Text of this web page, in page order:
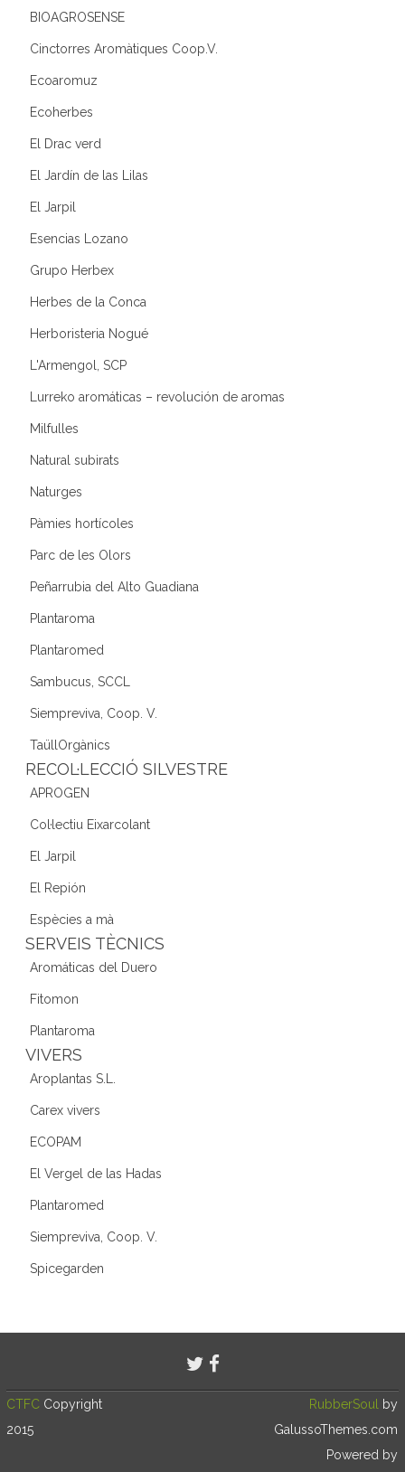
BIOAGROSENSE
Cinctorres Aromàtiques Coop.V.
Ecoaromuz
Ecoherbes
El Drac verd
El Jardín de las Lilas
El Jarpil
Esencias Lozano
Grupo Herbex
Herbes de la Conca
Herboristeria Nogué
L'Armengol, SCP
Lurreko aromáticas – revolución de aromas
Milfulles
Natural subirats
Naturges
Pàmies hortícoles
Parc de les Olors
Peñarrubia del Alto Guadiana
Plantaroma
Plantaromed
Sambucus, SCCL
Siempreviva, Coop. V.
TaüllOrgànics
RECOL·LECCIÓ SILVESTRE
APROGEN
Col·lectiu Eixarcolant
El Jarpil
El Repión
Espècies a mà
SERVEIS TÈCNICS
Aromáticas del Duero
Fitomon
Plantaroma
VIVERS
Aroplantas S.L.
Carex vivers
ECOPAM
El Vergel de las Hadas
Plantaromed
Siempreviva, Coop. V.
Spicegarden
CTFC Copyright
2015
RubberSoul
by
GalussoThemes.com
Powered by